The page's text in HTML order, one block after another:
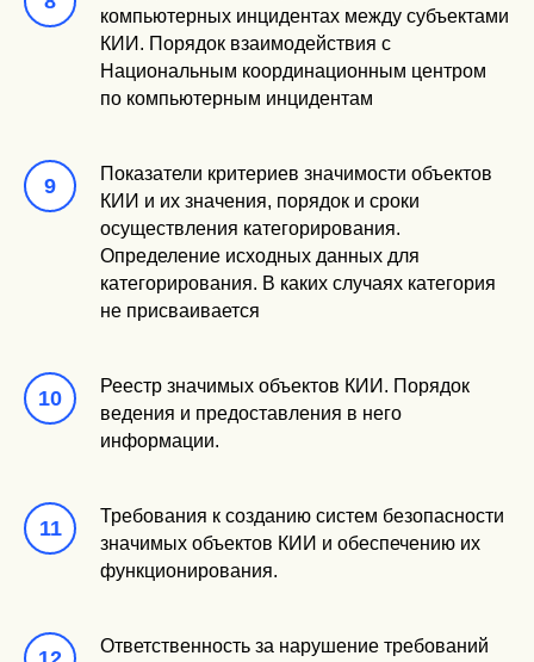
компьютерных инцидентах между субъектами
КИИ. Порядок взаимодействия с
Национальным координационным центром
по компьютерным инцидентам
Показатели критериев значимости объектов
КИИ и их значения, порядок и сроки
осуществления категорирования.
Определение исходных данных для
категорирования. В каких случаях категория
не присваивается
Реестр значимых объектов КИИ. Порядок
ведения и предоставления в него
информации.
Требования к созданию систем безопасности
значимых объектов КИИ и обеспечению их
функционирования.
Ответственность за нарушение требований